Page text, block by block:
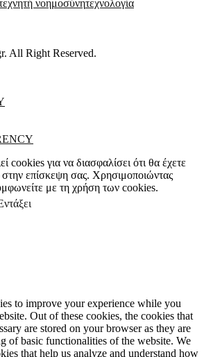
νοημοσύνητεχνολογία
All Right Reserved.
cookies για να διασφαλίσει ότι θα έχετε
στην επίσκεψη σας. Χρησιμοποιώντας
με τη χρήση των cookies.
to improve your experience while you
Out of these cookies, the cookies that
are stored on your browser as they are
of basic functionalities of the website. We
that help us analyze and understand how